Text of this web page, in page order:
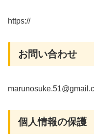
https://
お問い合わせ
個人情報の保護